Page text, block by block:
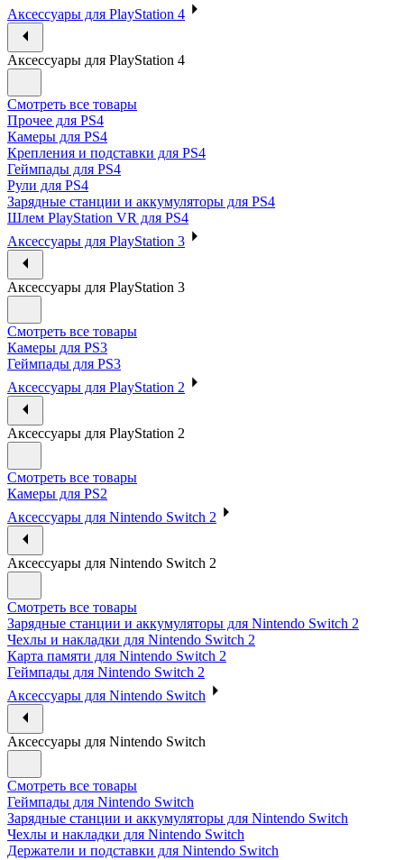
Аксессуары для PlayStation 4
Аксессуары для PlayStation 4
Смотреть все товары
Прочее для PS4
Камеры для PS4
Крепления и подставки для PS4
Геймпады для PS4
Рули для PS4
Зарядные станции и аккумуляторы для PS4
Шлем PlayStation VR для PS4
Аксессуары для PlayStation 3
Аксессуары для PlayStation 3
Смотреть все товары
Камеры для PS3
Геймпады для PS3
Аксессуары для PlayStation 2
Аксессуары для PlayStation 2
Смотреть все товары
Камеры для PS2
Аксессуары для Nintendo Switch 2
Аксессуары для Nintendo Switch 2
Смотреть все товары
Зарядные станции и аккумуляторы для Nintendo Switch 2
Чехлы и накладки для Nintendo Switch 2
Карта памяти для Nintendo Switch 2
Геймпады для Nintendo Switch 2
Аксессуары для Nintendo Switch
Аксессуары для Nintendo Switch
Смотреть все товары
Геймпады для Nintendo Switch
Зарядные станции и аккумуляторы для Nintendo Switch
Чехлы и накладки для Nintendo Switch
Держатели и подставки для Nintendo Switch